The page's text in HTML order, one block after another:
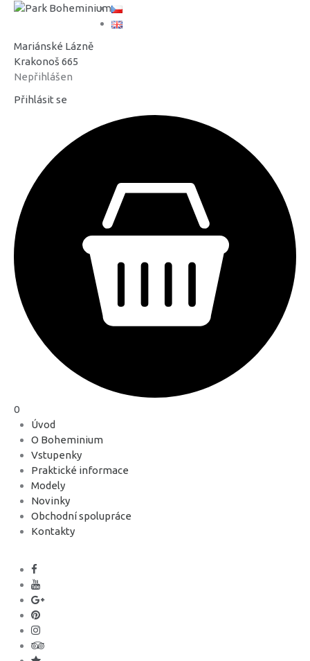
Mariánské Lázně
Krakonoš 665
Nepřihlášen
Přihlásit se
0
Úvod
O Boheminium
Vstupenky
Praktické informace
Modely
Novinky
Obchodní spolupráce
Kontakty